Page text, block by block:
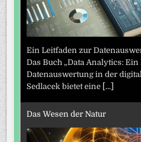
Ein Leitfaden zur
Das Buch „Data Analytics:
Datenauswertung in der
Sedlacek bietet eine [...]
Das Wesen der Natur